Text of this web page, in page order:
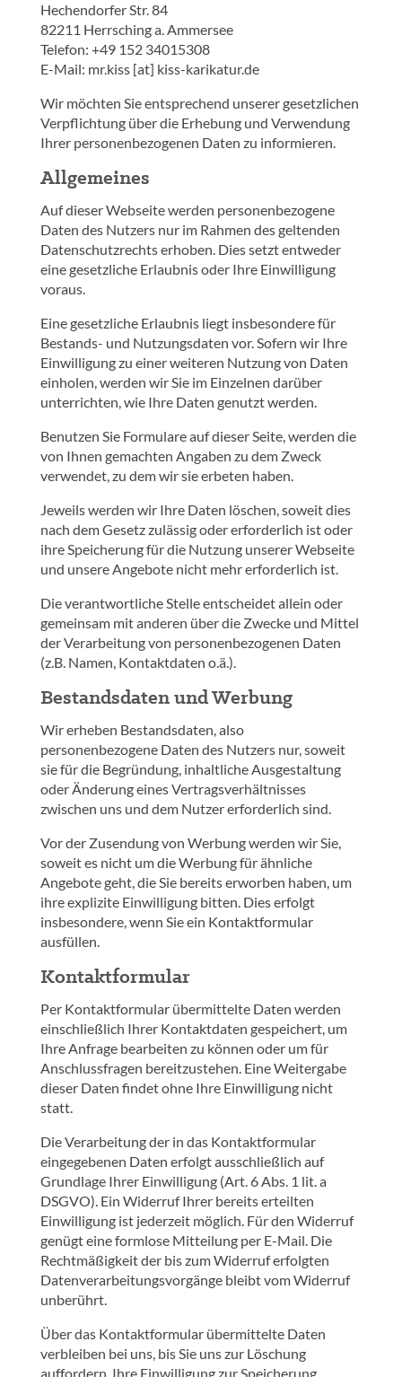
Hechendorfer Str. 84
82211 Herrsching a. Ammersee
Telefon: +49 152 34015308
E-Mail: mr.kiss [at] kiss-karikatur.de
Wir möchten Sie entsprechend unserer gesetzlichen
Verpflichtung über die Erhebung und Verwendung
Ihrer personenbezogenen Daten zu informieren.
Allgemeines
Auf dieser Webseite werden personenbezogene
Daten des Nutzers nur im Rahmen des geltenden
Datenschutzrechts erhoben. Dies setzt entweder
eine gesetzliche Erlaubnis oder Ihre Einwilligung
voraus.
Eine gesetzliche Erlaubnis liegt insbesondere für
Bestands- und Nutzungsdaten vor. Sofern wir Ihre
Einwilligung zu einer weiteren Nutzung von Daten
einholen, werden wir Sie im Einzelnen darüber
unterrichten, wie Ihre Daten genutzt werden.
Benutzen Sie Formulare auf dieser Seite, werden die
von Ihnen gemachten Angaben zu dem Zweck
verwendet, zu dem wir sie erbeten haben.
Jeweils werden wir Ihre Daten löschen, soweit dies
nach dem Gesetz zulässig oder erforderlich ist oder
ihre Speicherung für die Nutzung unserer Webseite
und unsere Angebote nicht mehr erforderlich ist.
Die verantwortliche Stelle entscheidet allein oder
gemeinsam mit anderen über die Zwecke und Mittel
der Verarbeitung von personenbezogenen Daten
(z.B. Namen, Kontaktdaten o.ä.).
Bestandsdaten und Werbung
Wir erheben Bestandsdaten, also
personenbezogene Daten des Nutzers nur, soweit
sie für die Begründung, inhaltliche Ausgestaltung
oder Änderung eines Vertragsverhältnisses
zwischen uns und dem Nutzer erforderlich sind.
Vor der Zusendung von Werbung werden wir Sie,
soweit es nicht um die Werbung für ähnliche
Angebote geht, die Sie bereits erworben haben, um
ihre explizite Einwilligung bitten. Dies erfolgt
insbesondere, wenn Sie ein Kontaktformular
ausfüllen.
Kontaktformular
Per Kontaktformular übermittelte Daten werden
einschließlich Ihrer Kontaktdaten gespeichert, um
Ihre Anfrage bearbeiten zu können oder um für
Anschlussfragen bereitzustehen. Eine Weitergabe
dieser Daten findet ohne Ihre Einwilligung nicht
statt.
Die Verarbeitung der in das Kontaktformular
eingegebenen Daten erfolgt ausschließlich auf
Grundlage Ihrer Einwilligung (Art. 6 Abs. 1 lit. a
DSGVO). Ein Widerruf Ihrer bereits erteilten
Einwilligung ist jederzeit möglich. Für den Widerruf
genügt eine formlose Mitteilung per E-Mail. Die
Rechtmäßigkeit der bis zum Widerruf erfolgten
Datenverarbeitungsvorgänge bleibt vom Widerruf
unberührt.
Über das Kontaktformular übermittelte Daten
verbleiben bei uns, bis Sie uns zur Löschung
auffordern, Ihre Einwilligung zur Speicherung